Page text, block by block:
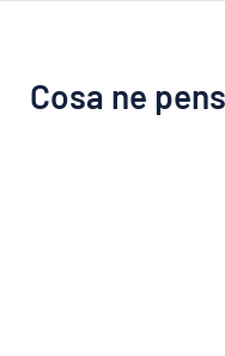
Cosa ne